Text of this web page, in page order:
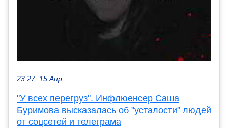
23:27, 15 Апр
"У всех перегруз". Инфлюенсер Саша
Буримова высказалась об "усталости" людей
от соцсетей и телеграма